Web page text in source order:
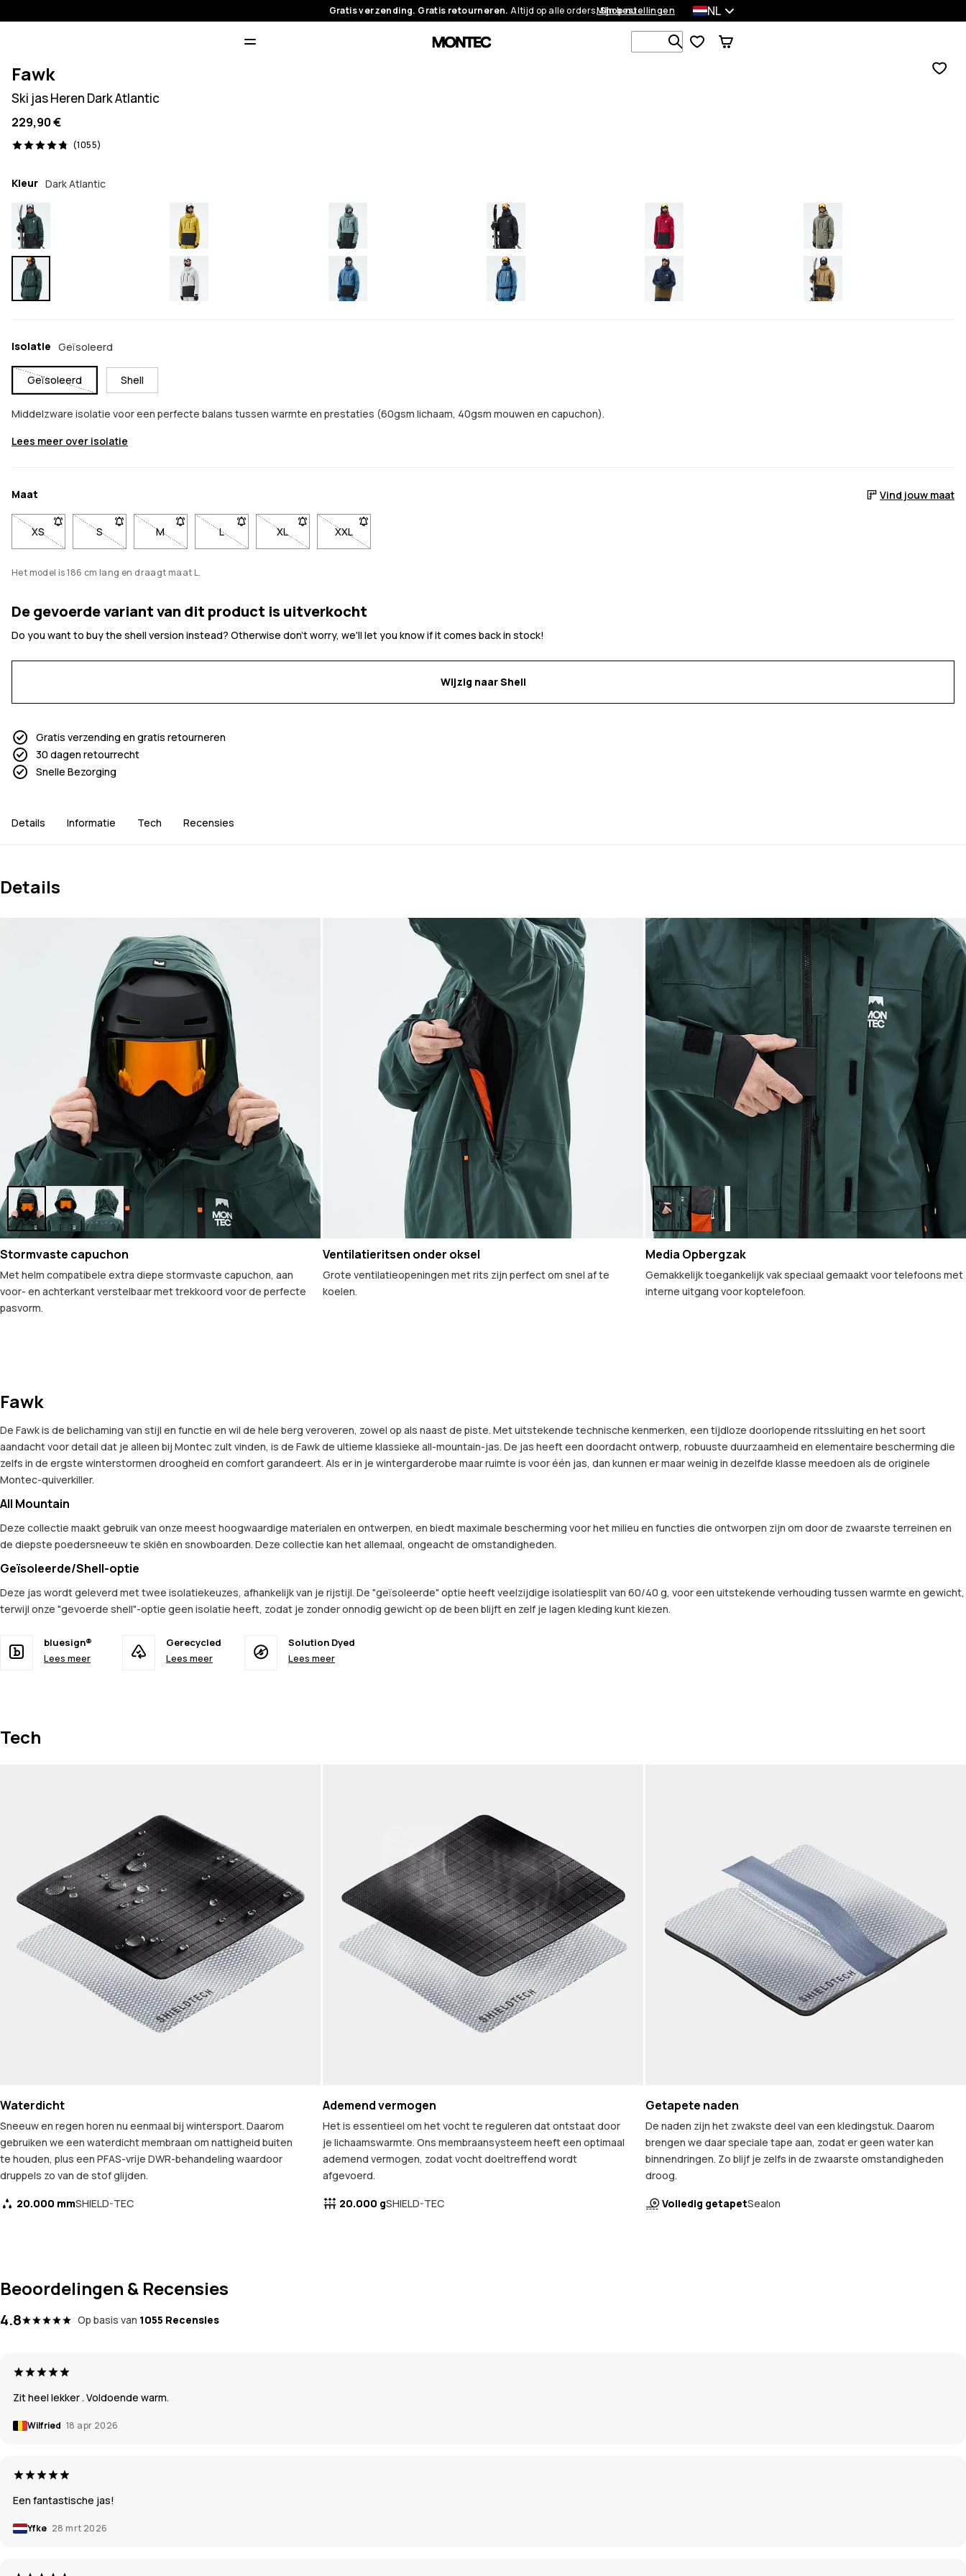
Gratis verzending. Gratis retourneren. Altijd op alle orders.Shop nu
Mijn bestellingen NL
Zoek in 1 000+ producten
Fawk
Ski jas Heren Dark Atlantic
229,90 €
(1055)
1055 beoordelingen, 4.8/5
Kleur Dark Atlantic
Isolatie Geïsoleerd
Geïsoleerd Shell
Middelzware isolatie voor een perfecte balans tussen warmte en prestaties (60gsm lichaam, 40gsm mouwen en capuchon).
Lees meer over isolatie
Maat Vind jouw maat
XS- Maat XS niet beschikbaar. Klik om op de hoogte te worden gebracht wanneer het weer op voorraad is
S- Maat S niet beschikbaar. Klik om op de hoogte te worden gebracht wanneer het weer op voorraad is
M- Maat M niet beschikbaar. Klik om op de hoogte te worden gebracht wanneer het weer op voorraad is
L- Maat L niet beschikbaar. Klik om op de hoogte te worden gebracht wanneer het weer op voorraad is
XL- Maat XL niet beschikbaar. Klik om op de hoogte te worden gebracht wanneer het weer op voorraad is
XXL- Maat XXL niet beschikbaar. Klik om op de hoogte te worden gebracht wanneer het weer op voorraad is
Het model is 186 cm lang en draagt maat L.
De gevoerde variant van dit product is uitverkocht
Do you want to buy the shell version instead? Otherwise don't worry, we'll let you know if it comes back in stock!
Wijzig naar Shell
Gratis verzending en gratis retourneren
30 dagen retourrecht
Snelle Bezorging
Details Informatie Tech Recensies
Details
Stormvaste capuchon
Met helm compatibele extra diepe stormvaste capuchon, aan
voor- en achterkant verstelbaar met trekkoord voor de perfecte
pasvorm.
Ventilatieritsen onder oksel
Grote ventilatieopeningen met rits zijn perfect om snel af te
koelen.
Media Opbergzak
Gemakkelijk toegankelijk vak speciaal gemaakt voor telefoons met
interne uitgang voor koptelefoon.
Fawk
De Fawk is de belichaming van stijl en functie en wil de hele berg veroveren, zowel op als naast de piste. Met uitstekende technische kenmerken, een tijdloze doorlopende ritssluiting en het soort
aandacht voor detail dat je alleen bij Montec zult vinden, is de Fawk de ultieme klassieke all-mountain-jas. De jas heeft een doordacht ontwerp, robuuste duurzaamheid en elementaire bescherming die
zelfs in de ergste winterstormen droogheid en comfort garandeert. Als er in je wintergarderobe maar ruimte is voor één jas, dan kunnen er maar weinig in dezelfde klasse meedoen als de originele
Montec-quiverkiller.
All Mountain
Deze collectie maakt gebruik van onze meest hoogwaardige materialen en ontwerpen, en biedt maximale bescherming voor het milieu en functies die ontworpen zijn om door de zwaarste terreinen en
de diepste poedersneeuw te skiën en snowboarden. Deze collectie kan het allemaal, ongeacht de omstandigheden.
Geïsoleerde/Shell-optie
Deze jas wordt geleverd met twee isolatiekeuzes, afhankelijk van je rijstijl. De "geïsoleerde" optie heeft veelzijdige isolatiesplit van 60/40 g, voor een uitstekende verhouding tussen warmte en gewicht,
terwijl onze "gevoerde shell"-optie geen isolatie heeft, zodat je zonder onnodig gewicht op de been blijft en zelf je lagen kleding kunt kiezen.
bluesign®
Lees meer
Gerecycled
Lees meer
Solution Dyed
Lees meer
Tech
Waterdicht
Sneeuw en regen horen nu eenmaal bij wintersport. Daarom
gebruiken we een waterdicht membraan om nattigheid buiten
te houden, plus een PFAS-vrije DWR-behandeling waardoor
druppels zo van de stof glijden.
20.000 mmSHIELD-TEC
Ademend vermogen
Het is essentieel om het vocht te reguleren dat ontstaat door
je lichaamswarmte. Ons membraansysteem heeft een optimaal
ademend vermogen, zodat vocht doeltreffend wordt
afgevoerd.
20.000 gSHIELD-TEC
Getapete naden
De naden zijn het zwakste deel van een kledingstuk. Daarom
brengen we daar speciale tape aan, zodat er geen water kan
binnendringen. Zo blijf je zelfs in de zwaarste omstandigheden
droog.
Volledig getapetSealon
Beoordelingen & Recensies
4.8 Op basis van 1055 Recensies
Zit heel lekker . Voldoende warm.
Wilfried 18 apr 2026
Een fantastische jas!
Yfke 28 mrt 2026